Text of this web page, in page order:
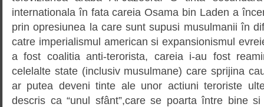
internationala în fata careia Osama bin Laden a
prin opresiunea la care sunt supusi musulmanii în
catre imperialismul american si expansionismul
a fost coalitia anti-terorista, careia i-au fost
celelalte state (inclusiv musulmane) care sprijina
ar putea deveni tinte ale unor actiuni teroriste
descris ca “unul sfânt”,care se poarta între bine